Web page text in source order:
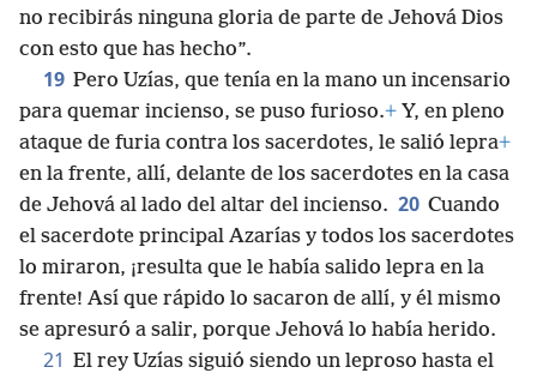
no recibirás ninguna gloria de parte de Jehová Dios
con esto que has hecho”.
19 Pero Uzías, que tenía en la mano un incensario
para quemar incienso, se puso furioso.+ Y, en pleno
ataque de furia contra los sacerdotes, le salió lepra+
en la frente, allí, delante de los sacerdotes en la casa
de Jehová al lado del altar del incienso. 20 Cuando
el sacerdote principal Azarías y todos los sacerdotes
lo miraron, ¡resulta que le había salido lepra en la
frente! Así que rápido lo sacaron de allí, y él mismo
se apresuró a salir, porque Jehová lo había herido.
21 El rey Uzías siguió siendo un leproso hasta el